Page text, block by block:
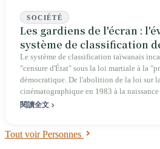
SOCIÉTÉ
Les gardiens de l'écran :
système de classification
à Taïwan
Le système de classification taïwanais
"censure d'État" sous la loi martiale à la
démocratique. De l'abolition de la loi sur
cinématographique en 1983 à la
inspirée par Jurassic Park en 1993, jusqu'à
閱讀全文
Tout voir Personnes